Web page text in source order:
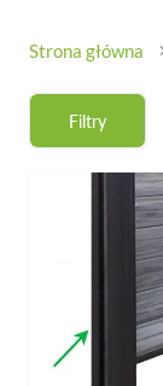
Strona główna
Filtry